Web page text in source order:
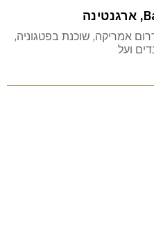
אמריקה, שוכנת בפטגוניה,
ועל